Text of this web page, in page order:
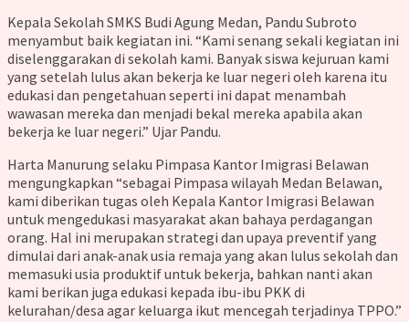
Kepala Sekolah SMKS Budi Agung Medan, Pandu Subroto
menyambut baik kegiatan ini. “Kami senang sekali kegiatan ini
diselenggarakan di sekolah kami. Banyak siswa kejuruan kami
yang setelah lulus akan bekerja ke luar negeri oleh karena itu
edukasi dan pengetahuan seperti ini dapat menambah
wawasan mereka dan menjadi bekal mereka apabila akan
bekerja ke luar negeri.” Ujar Pandu.
Harta Manurung selaku Pimpasa Kantor Imigrasi Belawan
mengungkapkan “sebagai Pimpasa wilayah Medan Belawan,
kami diberikan tugas oleh Kepala Kantor Imigrasi Belawan
untuk mengedukasi masyarakat akan bahaya perdagangan
orang. Hal ini merupakan strategi dan upaya preventif yang
dimulai dari anak-anak usia remaja yang akan lulus sekolah dan
memasuki usia produktif untuk bekerja, bahkan nanti akan
kami berikan juga edukasi kepada ibu-ibu PKK di
kelurahan/desa agar keluarga ikut mencegah terjadinya TPPO.”